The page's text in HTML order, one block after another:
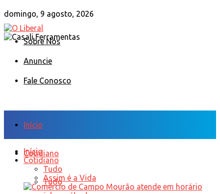
domingo, 9 agosto, 2026
Sobre Nós
Anuncie
Fale Conosco
Início
Cotidiano
Tudo
Início
Cotidiano
Tudo
Assim é a Vida